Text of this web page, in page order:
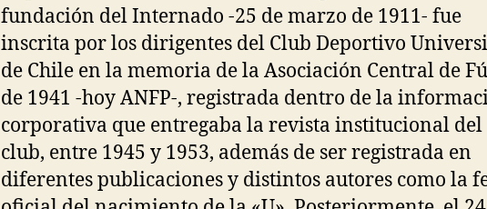
fundación del Internado -25 de marzo de 1911- fue
inscrita por los dirigentes del Club Deportivo
de Chile en la memoria de la Asociación Central de
de 1941 -hoy ANFP-, registrada dentro de la
corporativa que entregaba la revista institucional del
club, entre 1945 y 1953, además de ser registrada en
diferentes publicaciones y distintos autores como la